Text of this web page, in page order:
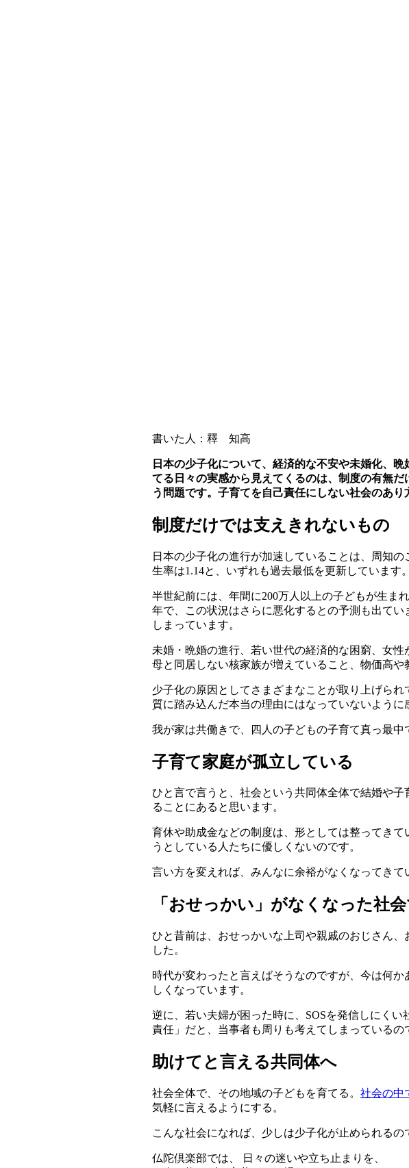
書いた人：釋 知高
日本の少子化について、経済的な不安や未婚化、
てる日々の実感から見えてくるのは、制度の有無
う問題です。子育てを自己責任にしない社会のあり
制度だけでは支えきれないもの
日本の少子化の進行が加速していることは、周知
生率は1.14と、いずれも過去最低を更新しています
半世紀前には、年間に200万人以上の子どもが生ま
年で、この状況はさらに悪化するとの予測も出て
しまっています。
未婚・晩婚の進行、若い世代の経済的な困窮、女
母と同居しない核家族が増えていること、物価高
少子化の原因としてさまざまなことが取り上げら
質に踏み込んだ本当の理由にはなっていないように
我が家は共働きで、四人の子どもの子育て真っ最中
子育て家庭が孤立している
ひと言で言うと、社会という共同体全体で結婚や
ることにあると思います。
育休や助成金などの制度は、形としては整ってき
うとしている人たちに優しくないのです。
言い方を変えれば、みんなに余裕がなくなってきて
「おせっかい」がなくなった社
ひと昔前は、おせっかいな上司や親戚のおじさん
した。
時代が変わったと言えばそうなのですが、今は何
しくなっています。
逆に、若い夫婦が困った時に、SOSを発信しにく
責任」だと、当事者も周りも考えてしまっているの
助けてと言える共同体へ
社会全体で、その地域の子どもを育てる。 社会の中
気軽に言えるようにする。
こんな社会になれば、少しは少子化が止められるの
仏陀倶楽部では、 日々の迷いや立ち止まりを、